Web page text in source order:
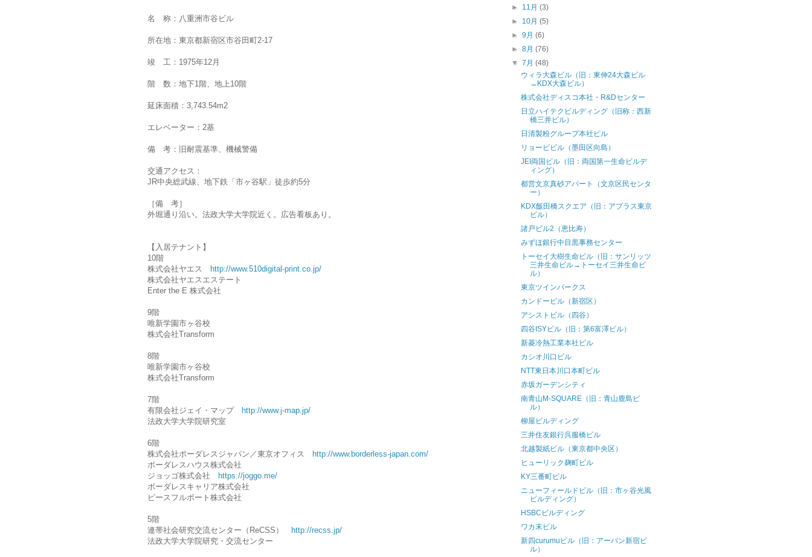
名 称：八重洲市谷ビル
所在地：東京都新宿区市谷田町2-17
竣 工：1975年12月
階 数：地下1階、地上10階
延床面積：3,743.54m2
エレベーター：2基
備 考：旧耐震基準、機械警備
交通アクセス：
JR中央総武線、地下鉄「市ヶ谷駅」徒歩約5分
［備 考］
外堀通り沿い。法政大学大学院近く。広告看板あり。
【入居テナント】
10階
株式会社ヤエス http://www.510digital-print.co.jp/
株式会社ヤエスエステート
Enter the E 株式会社
9階
唯新学園市ヶ谷校
株式会社Transform
8階
唯新学園市ヶ谷校
株式会社Transform
7階
有限会社ジェイ・マップ http://www.j-map.jp/
法政大学大学院研究室
6階
株式会社ポーダレスジャパン／東京オフィス http://www.borderless-japan.com/
ボーダレスハウス株式会社
ジョッゴ株式会社 https://joggo.me/
ボーダレスキャリア株式会社
ピースフルボート株式会社
5階
連帯社会研究交流センター（ReCSS） http://recss.jp/
法政大学大学院研究・交流センター
► 11月(3)
► 10月(5)
►9月(6)
►8月(76)
▼7月(48)
ウィラ大森ビル（旧：東伸24大森ビル
→KDX大森ビル）
株式会社ディスコ本社・R&Dセンター
日立ハイテクビルディング（旧称：西新
橋三井ビル）
日清製粉グループ本社ビル
リョービビル（墨田区向島）
JEI両国ビル（旧：両国第一生命ビルデ
ィング）
都営文京真砂アパート（文京区民センタ
ー）
KDX飯田橋スクエア（旧：アプラス東京
ビル）
諸戸ビル2（恵比寿）
みずほ銀行中目黒事務センター
トーセイ大樹生命ビル（旧：サンリッツ
三井生命ビル→トーセイ三井生命ビ
ル）
東京ツインパークス
カンドービル（新宿区）
アシストビル（四谷）
四谷ISYビル（旧：第6富澤ビル）
新菱冷熱工業本社ビル
カシオ川口ビル
NTT東日本川口本町ビル
赤坂ガーデンシティ
南青山M-SQUARE（旧：青山鹿島ビ
ル）
柳屋ビルディング
三井住友銀行呉服橋ビル
北越製紙ビル（東京都中央区）
ヒューリック麹町ビル
KY三番町ビル
ニューフィールドビル（旧：市ヶ谷光風
ビルディング）
HSBCビルディング
ワカ末ビル
新四curumuビル（旧：アーバン新宿ビ
ル）